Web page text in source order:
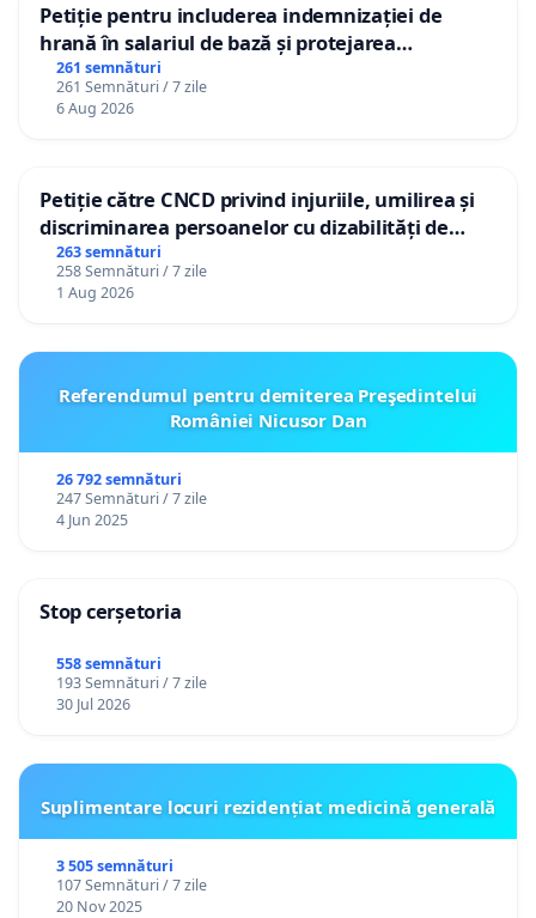
Petiție pentru includerea indemnizației de
hrană în salariul de bază și protejarea
gradațiilor de vechime pentru asistenții
personali
261 semnături
261 Semnături / 7 zile
6 Aug 2026
Petiție către CNCD privind injuriile, umilirea și
discriminarea persoanelor cu dizabilități de
către utilizatorul TikTok „Gorici”
263 semnături
258 Semnături / 7 zile
1 Aug 2026
Referendumul pentru demiterea Preşedintelui
României Nicusor Dan
26 792 semnături
247 Semnături / 7 zile
4 Jun 2025
Stop cerșetoria
558 semnături
193 Semnături / 7 zile
30 Jul 2026
Suplimentare locuri rezidențiat medicină generală
3 505 semnături
107 Semnături / 7 zile
20 Nov 2025